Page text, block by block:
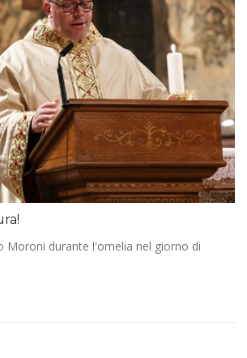
Moroni durante l'omelia nel giorno di